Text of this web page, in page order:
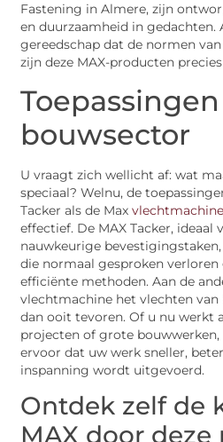
Fastening in Almere, zijn
en duurzaamheid in gedachten.
gereedschap dat de normen
zijn deze MAX-producten
bouwsector
U vraagt zich wellicht af: wat
speciaal? Welnu, de
Tacker als de Maxvlechtmachine
effectief. De MAX Tacker, ideaal
nauwkeurige
die normaal gesproken verloren
efficiënte methoden. Aan de
vlechtmachine het vlechten
dan ooit tevoren. Of u nu werkt
projecten of grote
ervoor dat uw werk sneller,
inspanning wordt uitgevoerd.
Ontdek zelf de
MAX door